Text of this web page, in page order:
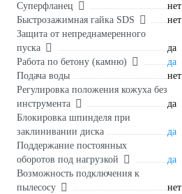
Суперфланец
нет
Быстрозажимная гайка SDS
нет
Защита от непреднамеренного
пуска
да
Работа по бетону (камню)
да
Подача воды
нет
Регулировка положения кожуха без
инструмента
да
Блокировка шпинделя при
заклинивании диска
да
Поддержание постоянных
оборотов под нагрузкой
да
Возможность подключения к
пылесосу
нет